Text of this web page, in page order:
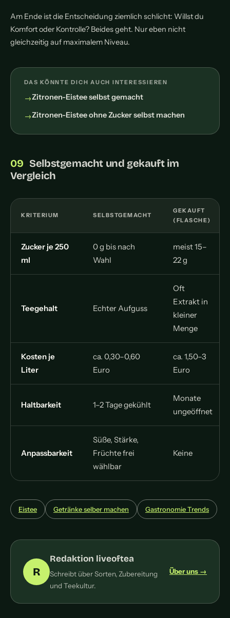
Am Ende ist die Entscheidung ziemlich schlicht: Willst du
Komfort oder Kontrolle? Beides geht. Nur eben nicht
gleichzeitig auf maximalem Niveau.
DAS KÖNNTE DICH AUCH INTERESSIEREN
Zitronen-Eistee selbst gemacht
Zitronen-Eistee ohne Zucker selbst machen
Selbstgemacht und gekauft im
Vergleich
KRITERIUM SELBSTGEMACHT
GEKAUFT
(FLASCHE)
Zucker je 250
ml
0 g bis nach
Wahl
meist 15–
22 g
Teegehalt Echter Aufguss
Oft
Extrakt in
kleiner
Menge
Kosten je
Liter
ca. 0,30–0,60
Euro
ca. 1,50–3
Euro
Haltbarkeit 1–2 Tage gekühlt
Monate
ungeöffnet
Anpassbarkeit
Süße, Stärke,
Früchte frei
wählbar
Keine
Eistee Getränke selber machen Gastronomie Trends
R
Redaktion liveoftea
Schreibt über Sorten, Zubereitung
und Teekultur.
Über uns →